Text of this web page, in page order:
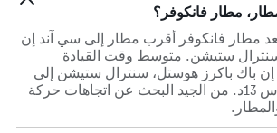
مطار فانكوفر؟
17.1 كم ، يعد مطار فانكوفر أقرب مطار إلى سي آند إن
ستيشن. متوسط وقت القيادة
باك باكرز هوستل، سنترال ستيشن إلى
مطار فانكوفر هو 0س 13د. من الجيد البحث عن اتجاهات حركة